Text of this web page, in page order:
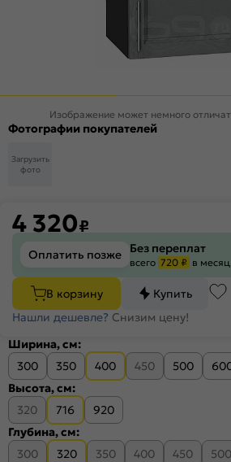
Изображение может немного
Фотографии покупателей
Загрузить
фото
4 320₽
Оплатить позже Без переплат
всего 720 ₽ в месяц
В корзину
Купить
Нашли дешевле? Снизим цену!
Ширина, см:
300
350 400 450 500
Высота, см:
320
716
920
Глубина, см:
300
320 350 400 450 500